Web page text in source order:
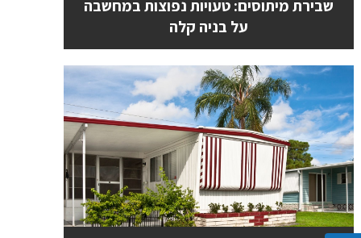
שבירת מיתוסים: טעויות נפוצות במחשבה
על בניה קלה